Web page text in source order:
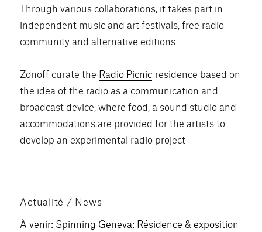
Through various collaborations, it takes part in
independent music and art festivals, free radio
community and alternative editions
Zonoff curate the Radio Picnic residence based on
the idea of the radio as a communication and
broadcast device, where food, a sound studio and
accommodations are provided for the artists to
develop an experimental radio project
Actualité / News
À venir: Spinning Geneva: Résidence & exposition